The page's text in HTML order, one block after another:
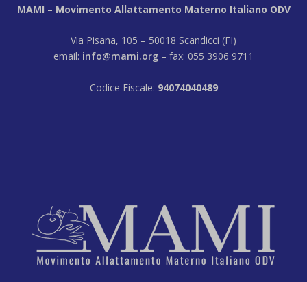
MAMI – Movimento Allattamento Materno Italiano ODV
Via Pisana, 105 – 50018 Scandicci (FI)
email: info@mami.org – fax: 055 3906 9711
Codice Fiscale: 94074040489